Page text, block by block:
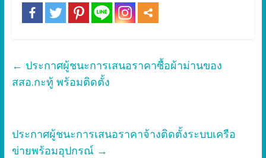
← ประกาศผู้ชนะการเสนอราคาซื้อผ้าม่านของ
สสอ.กะทู้ พร้อมติดตั้ง
ประกาศผู้ชนะการเสนอราคาจ้างติดตั้งระบบเครือ
ข่ายพร้อมอุปกรณ์ →